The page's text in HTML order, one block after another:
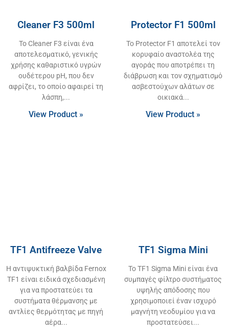
Cleaner F3 500ml
Το Cleaner F3 είναι ένα
αποτελεσματικό, γενικής
χρήσης καθαριστικό υγρών
ουδέτερου pH, που δεν
αφρίζει, το οποίο αφαιρεί τη
λάσπη,
View Product »
Protector F1 500ml
Το Protector F1 αποτελεί τον
κορυφαίο αναστολέα της
αγοράς που αποτρέπει τη
διάβρωση και τον σχηματισμό
ασβεστούχων αλάτων σε
οικιακά
View Product »
TF1 Antifreeze Valve
Η αντιψυκτική βαλβίδα Fernox
TF1 είναι ειδικά σχεδιασμένη
για να προστατεύει τα
συστήματα θέρμανσης με
αντλίες θερμότητας με πηγή
αέρα
TF1 Sigma Mini
Το TF1 Sigma Mini είναι ένα
συμπαγές φίλτρο συστήματος
υψηλής απόδοσης που
χρησιμοποιεί έναν ισχυρό
μαγνήτη νεοδυμίου για να
προστατεύσει